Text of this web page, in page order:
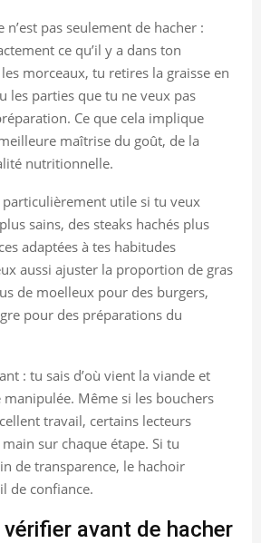
n’est pas seulement de hacher :
ce qu’il y a dans ton
morceaux, tu retires la graisse en
les parties que tu ne veux pas
Ce que cela implique
maîtrise du goût, de la
nutritionnelle.
particulièrement utile si tu veux
sains, des steaks hachés plus
adaptées à tes habitudes
aussi ajuster la proportion de gras
de moelleux pour des burgers,
pour des préparations du
: tu sais d’où vient la viande et
Même si les bouchers
travail, certains lecteurs
sur chaque étape. Si tu
de transparence, le hachoir
de confiance.
vérifier avant de hacher